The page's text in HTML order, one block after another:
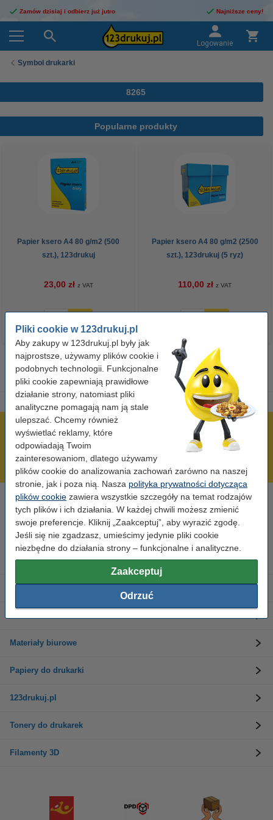
Pliki cookie w 123drukuj.pl
Aby zakupy w 123drukuj.pl były jak
najprostsze, używamy plików cookie i
podobnych technologii. Funkcjonalne
pliki cookie zapewniają prawidłowe
działanie strony, natomiast pliki
analityczne pomagają nam ją stale
ulepszać. Chcemy również
wyświetlać reklamy, które
odpowiadają Twoim
zainteresowaniom, dlatego używamy
plików cookie do analizowania zachowań zarówno na naszej
stronie, jak i poza nią. Nasza polityka prywatności dotycząca
plików cookie zawiera wszystkie szczegóły na temat rodzajów
tych plików i ich działania. W każdej chwili możesz zmienić
swoje preferencje. Kliknij „Zaakceptuj”, aby wyrazić zgodę.
Jeśli się nie zgadzasz, umieścimy jedynie pliki cookie
niezbędne do działania strony – funkcjonalne i analityczne.
Zaakceptuj
Odrzuć
Zamów dzisiaj i odbierz już jutro Najniższe ceny!
Logowanie
Symbol drukarki
8265
Popularne produkty
Papier ksero A4 80 g/m2 (500
szt.), 123drukuj
23,00 zł z VAT
Papier ksero A4 80 g/m2 (2500
szt.), 123drukuj (5 ryz)
110,00 zł z VAT
600 tysięcy zadowolonych klientów
Wysyłka już dzisiaj!
Najniższe ceny!
Potrzebujesz pomocy?
Skontaktuj się z nami 123 123 270
Pn-Pt od 8:00 do 16:00
Tusze do drukarek
Etykiety i taśmy
Materiały biurowe
Papiery do drukarki
123drukuj.pl
Tonery do drukarek
Filamenty 3D